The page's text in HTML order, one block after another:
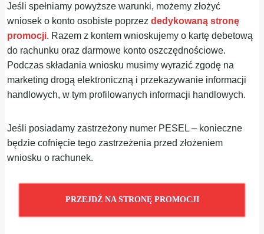
Jeśli spełniamy powyższe warunki, możemy złożyć
wniosek o konto osobiste poprzezdedykowaną stronę
promocji. Razem z kontem wnioskujemy o kartę debetową
do rachunku oraz darmowe konto oszczędnościowe.
Podczas składania wniosku musimy wyrazić zgodę na
marketing drogą elektroniczną i przekazywanie informacji
handlowych, w tym profilowanych informacji handlowych.
Jeśli posiadamy zastrzeżony numer PESEL – konieczne
będzie cofnięcie tego zastrzeżenia przed złożeniem
wniosku o rachunek.
PRZEJDŹ NA STRONĘ PROMOCJI